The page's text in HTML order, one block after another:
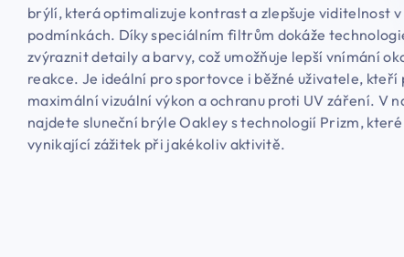
brýlí, která optimalizuje kontrast a zlepšuje viditelnost v
podmínkách. Díky speciálním filtrům dokáže
zvýraznit detaily a barvy, což umožňuje lepší vnímání
reakce. Je ideální pro sportovce i běžné uživatele, kteří
maximální vizuální výkon a ochranu proti UV záření. V
najdete sluneční brýle Oakley s technologií Prizm,
vynikající zážitek při jakékoliv aktivitě.